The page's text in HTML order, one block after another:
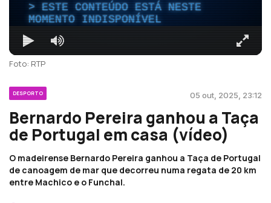
ESTE CONTEÚDO ESTÁ NESTE
MOMENTO INDISPONÍVEL
Foto: RTP
DESPORTO 05 out, 2025, 23:12
Bernardo Pereira ganhou a Taça
de Portugal em casa (vídeo)
O madeirense Bernardo Pereira ganhou a Taça de Portugal
de canoagem de mar que decorreu numa regata de 20 km
entre Machico e o Funchal.